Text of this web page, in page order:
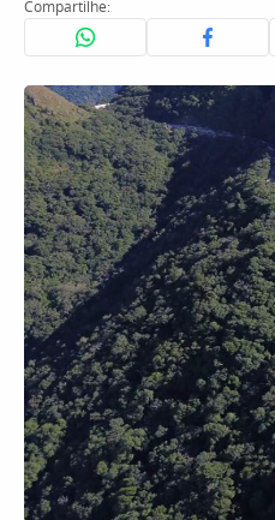
Compartilhe: